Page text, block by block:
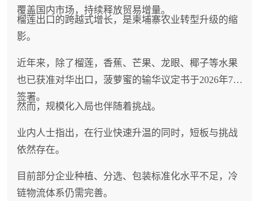
覆盖国内市场，持续释放贸易增量。
榴莲出口的跨越式增长，是柬埔寨农业转型升级的缩
影。
近年来，除了榴莲，香蕉、芒果、龙眼、椰子等水果
也已获准对华出口，菠萝蜜的输华议定书于2026年7月
签署。
然而，规模化入局也伴随着挑战。
业内人士指出，在行业快速升温的同时，短板与挑战
依然存在。
目前部分企业种植、分选、包装标准化水平不足，冷
链物流体系仍需完善。